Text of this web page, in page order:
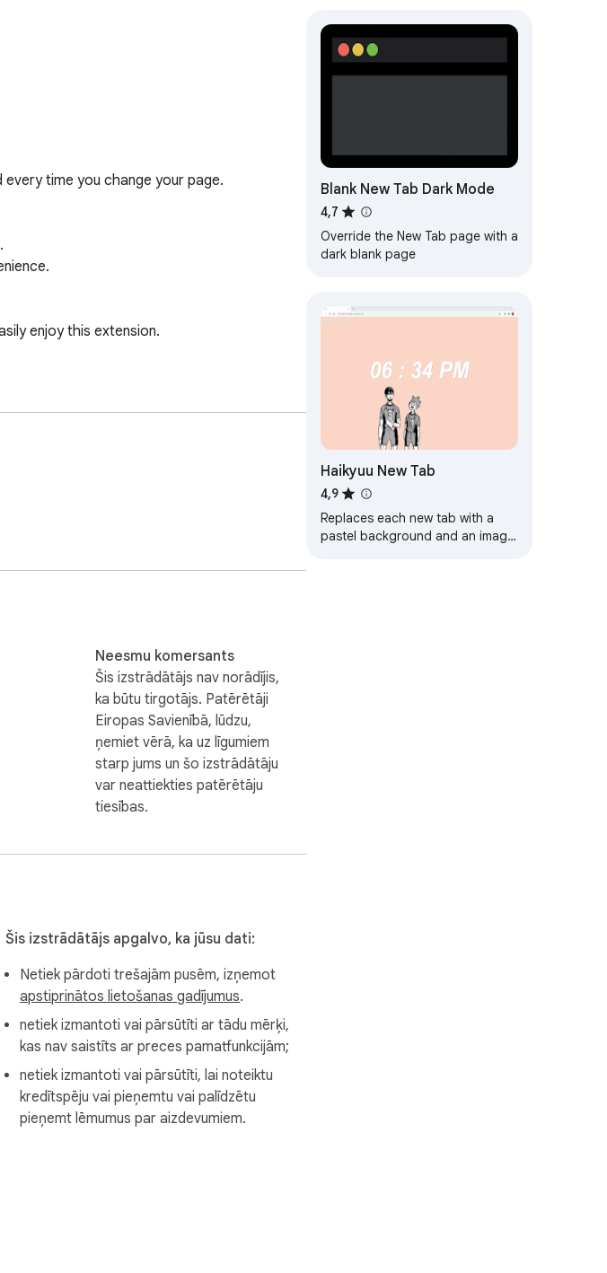
time you change your page.
enjoy this extension.
experience. This will show the Onimask
Neesmu komersants
Šis izstrādātājs nav norādījis,
ka būtu tirgotājs. Patērētāji
Eiropas Savienībā, lūdzu,
ņemiet vērā, ka uz līgumiem
starp jums un šo izstrādātāju
var neattiekties patērētāju
tiesības.
Šis izstrādātājs apgalvo, ka jūsu dati:
Netiek pārdoti trešajām pusēm, izņemot
apstiprinātos lietošanas gadījumus.
netiek izmantoti vai pārsūtīti ar tādu mērķi,
kas nav saistīts ar preces pamatfunkcijām;
netiek izmantoti vai pārsūtīti, lai noteiktu
kredītspēju vai pieņemtu vai palīdzētu
pieņemt lēmumus par aizdevumiem.
Blank New Tab Dark Mode
4,7
Override the New Tab page with a
dark blank page
Haikyuu New Tab
4,9
Replaces each new tab with a
pastel background and an image